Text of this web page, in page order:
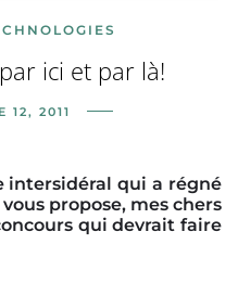
ici et par là!
12, 2011
intersidéral qui a régné
propose, mes chers
qui devrait faire